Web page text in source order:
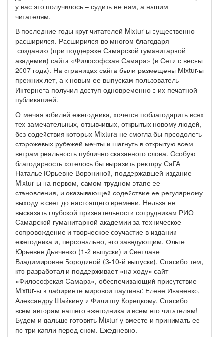
у нас это получилось – судить не нам, а нашим
читателям.
В последние годы круг читателей Mixtur-ы существенно
расширился. Расширился во многом благодаря
созданию (при поддержке Самарской гуманитарной
академии) сайта «Философская Самара» (в Сети с весны
2007 года). На страницах сайта были размещены Mixtur-ы
прежних лет, а к новым ее выпускам пользователь
Интернета получил доступ одновременно с их печатной
публикацией.
Отмечая юбилей ежегодника, хочется поблагодарить всех
тех замечательных, отзывчивых, открытых новому людей,
без содействия которых Mixtura не смогла бы преодолеть
сторожевых рубежей мечты и шагнуть в открытую всем
ветрам реальность публично сказанного слова. Особую
благодарность хотелось бы выразить ректору СаГА
Наталье Юрьевне Ворониной, поддержавшей издание
Mixtur-ы на первом, самом трудном этапе ее
становления, и оказывающей содействие ее регулярному
выходу в свет до настоящего времени. Нельзя не
высказать глубокой признательности сотрудникам РИО
Самарской гуманитарной академии за техническое
сопровождение и творческое соучастие в издании
ежегодника и, персонально, его заведующим: Ольге
Юрьевне Дьяченко (1-2 выпуски) и Светлане
Владимировне Бородиной (3-10-й выпуски). Спасибо тем,
кто разработал и поддерживает «на ходу» сайт
«Философская Самара», обеспечивающий присутствие
Mixtur-ы в лабиринте мировой паутины: Елене Иваненко,
Александру Шайкину и Филиппу Корецкому. Спасибо
всем авторам нашего ежегодника и всем его читателям!
Будем и дальше готовить Mixtur-у вместе и принимать ее
по три капли перед сном. Ежедневно.